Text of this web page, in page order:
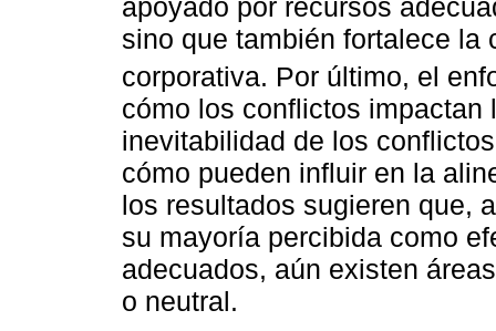
sino que también fortalece la
corporativa. Por último, el
cómo los conflictos
inevitabilidad de los
cómo pueden influir en la
los resultados sugieren que,
su mayoría percibida como
adecuados, aún existen
o neutral.